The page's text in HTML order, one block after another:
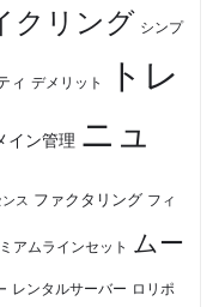
クリング シンプ
ィ デメリット
トレ
イン管理 ニュ
ス ファクタリング フィ
アムラインセット ムー
レンタルサーバー ロリポ